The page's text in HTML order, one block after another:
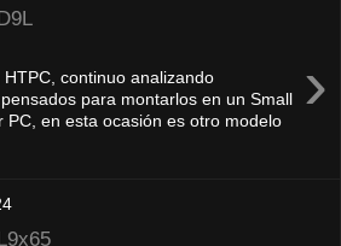
›
HTPC, continuo analizando
para montarlos en un Small
PC, en esta ocasión es otro modelo